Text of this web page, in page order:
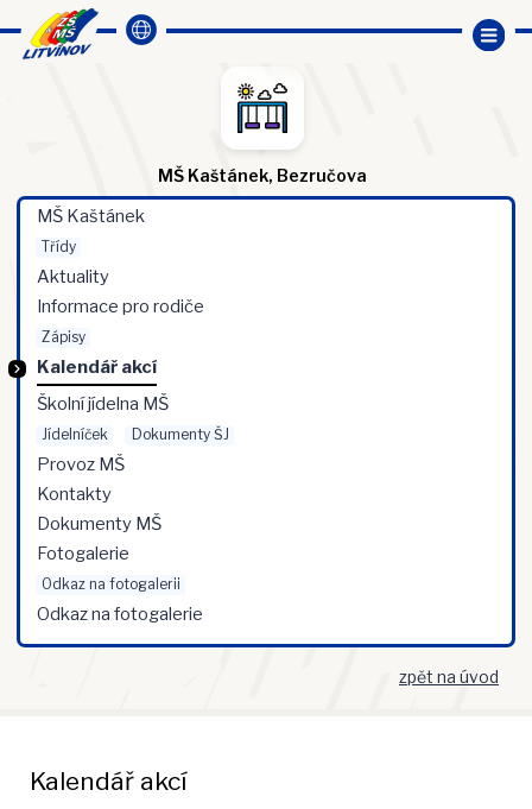
MŠ Kaštánek, Bezručova
MŠ Kaštánek
Třídy
Aktuality
Informace pro rodiče
Zápisy
Kalendář akcí
Školní jídelna MŠ
Jídelníček Dokumenty ŠJ
Provoz MŠ
Kontakty
Dokumenty MŠ
Fotogalerie
Odkaz na fotogalerii
Odkaz na fotogalerie
zpět na úvod
Kalendář akcí